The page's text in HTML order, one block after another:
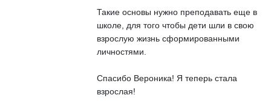
Такие основы нужно преподавать еще в
школе, для того чтобы дети шли в свою
взрослую жизнь сформированными
личностями.
Спасибо Вероника! Я теперь стала
взрослая!